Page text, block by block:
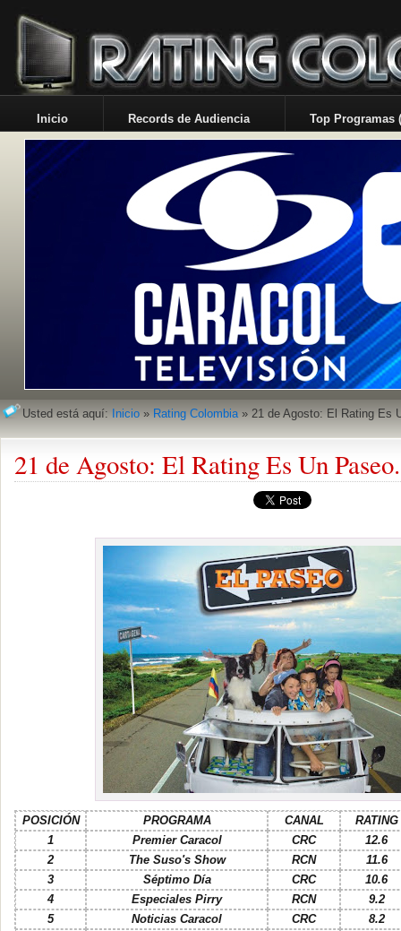
Inicio Records de Audiencia Top Programas
Usted está aquí: Inicio » Rating Colombia» 21 de Agosto: El Rating Es
21 de Agosto: El Rating Es Un Paseo.
POSICIÓN PROGRAMA CANAL
RATING
1
Premier Caracol CRC
12.6
2
The Suso's Show RCN
11.6
3
Séptimo Día CRC
10.6
4
Especiales Pirry RCN
9.2
5
Noticias Caracol CRC
8.2